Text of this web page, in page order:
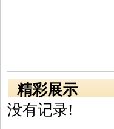
精彩展示
没有记录!